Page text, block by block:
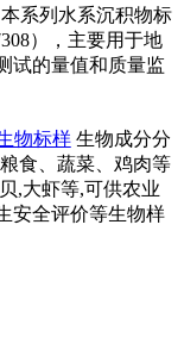
系列水系沉积物标
），主要用于地
试的量值和质量监
物标样生物成分分
食、蔬菜、鸡肉等
,大虾等,可供农业
安全评价等生物样